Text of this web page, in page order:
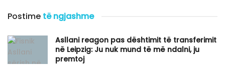
Postime të ngjashme
Asllani reagon pas dështimit të transferimit
në Leipzig: Ju nuk mund të më ndalni, ju
premtoj